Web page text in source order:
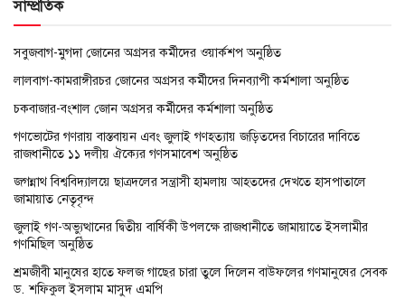
সাম্প্রতিক
সবুজবাগ-মুগদা জোনের অগ্রসর কর্মীদের ওয়ার্কশপ অনুষ্ঠিত
লালবাগ-কামরাঙ্গীরচর জোনের অগ্রসর কর্মীদের দিনব্যাপী কর্মশালা অনুষ্ঠিত
চকবাজার-বংশাল জোন অগ্রসর কর্মীদের কর্মশালা অনুষ্ঠিত
গণভোটের গণরায় বাস্তবায়ন এবং জুলাই গণহত্যায় জড়িতদের বিচারের দাবিতে
রাজধানীতে ১১ দলীয় ঐক্যের গণসমাবেশ অনুষ্ঠিত
জগন্নাথ বিশ্ববিদ্যালয়ে ছাত্রদলের সন্ত্রাসী হামলায় আহতদের দেখতে হাসপাতালে
জামায়াত নেতৃবৃন্দ
জুলাই গণ-অভ্যুত্থানের দ্বিতীয় বার্ষিকী উপলক্ষে রাজধানীতে জামায়াতে ইসলামীর
গণমিছিল অনুষ্ঠিত
শ্রমজীবী মানুষের হাতে ফলজ গাছের চারা তুলে দিলেন বাউফলের গণমানুষের সেবক
ড. শফিকুল ইসলাম মাসুদ এমপি